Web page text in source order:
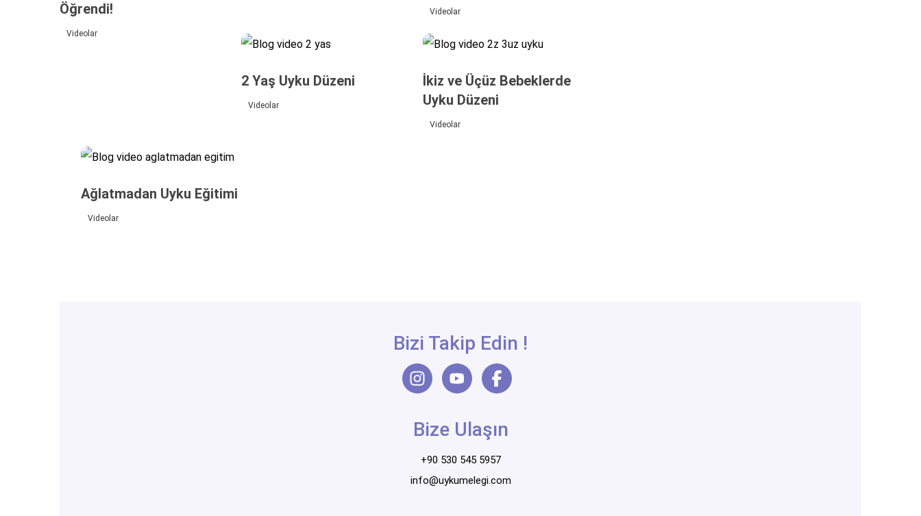
Öğrendi!
Videolar
Videolar
2 Yaş Uyku Düzeni
Videolar
İkiz ve Üçüz Bebeklerde
Uyku Düzeni
Videolar
Ağlatmadan Uyku Eğitimi
Videolar
Bizi Takip Edin !
Bize Ulaşın
+90 530 545 5957
info@uykumelegi.com